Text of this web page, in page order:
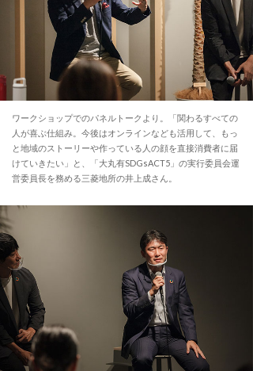
ワークショップでのパネルトークより。「関わるすべての
人が喜ぶ仕組み。今後はオンラインなども活用して、もっ
と地域のストーリーや作っている人の顔を直接消費者に届
けていきたい」と、「大丸有SDGsACT5」の実行委員会運
営委員長を務める三菱地所の井上成さん。